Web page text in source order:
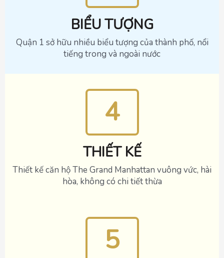
BIỂU TƯỢNG
Quận 1 sở hữu nhiều biểu tượng của thành phố, nổi
tiếng trong và ngoài nước
4
THIẾT KẾ
Thiết kế căn hộ The Grand Manhattan vuông vức, hài
hòa, không có chi tiết thừa
5